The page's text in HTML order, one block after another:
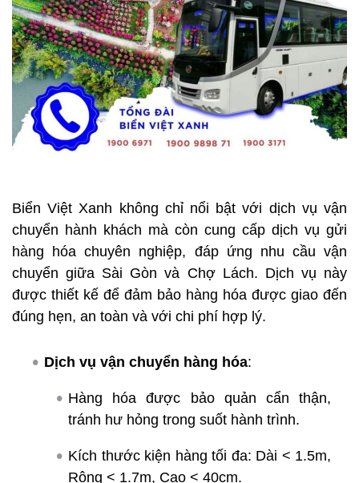
Biển Việt Xanh không chỉ nổi bật với dịch vụ vận
chuyển hành khách mà còn cung cấp dịch vụ gửi
hàng hóa chuyên nghiệp, đáp ứng nhu cầu vận
chuyển giữa Sài Gòn và Chợ Lách. Dịch vụ này
được thiết kế để đảm bảo hàng hóa được giao đến
đúng hẹn, an toàn và với chi phí hợp lý.
Dịch vụ vận chuyển hàng hóa:
Hàng hóa được bảo quản cẩn thận,
tránh hư hỏng trong suốt hành trình.
Kích thước kiện hàng tối đa: Dài < 1.5m,
Rộng < 1.7m, Cao < 40cm.